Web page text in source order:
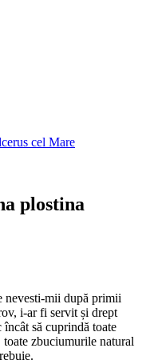
cel Mare
plostina
nevesti-mii după primii
i-ar fi servit și drept
să cuprindă toate
zbuciumurile natural